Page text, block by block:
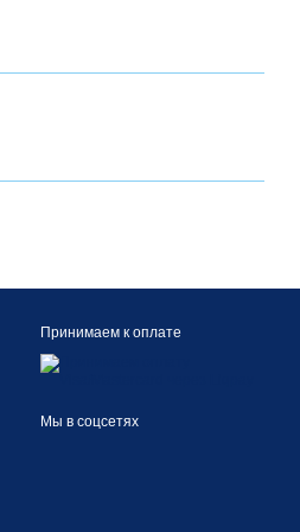
Принимаем к оплате
Мы в соцсетях